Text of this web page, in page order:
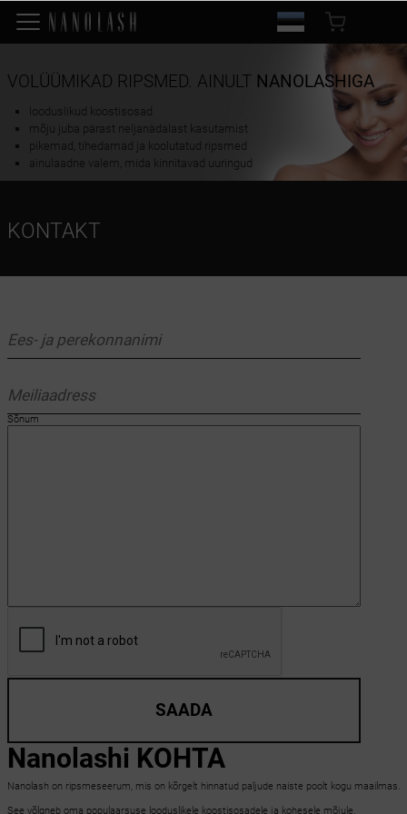
VOLÜÜMIKAD RIPSMED. AINULT NANOLASHIGA
looduslikud koostisosad
mõju juba pärast neljanädalast kasutamist
pikemad, tihedamad ja koolutatud ripsmed
ainulaadne valem, mida kinnitavad uuringud
KONTAKT
Sõnum
SAADA
Nanolashi KOHTA
Nanolash on ripsmeseerum, mis on kõrgelt hinnatud paljude naiste poolt kogu maailmas.
See võlgneb oma populaarsuse looduslikele koostisosadele ja kohesele mõjule.